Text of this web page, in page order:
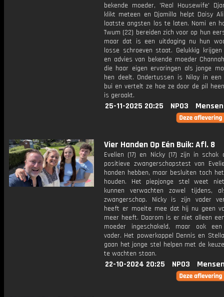
bekende moeder, 'Real Housewife'
klikt meteen en Djamilla helpt Daisy
laatste angsten los te laten. Nomi en
Twum (22) bereiden zich voor op hun
maar dat is een uitdaging nu hun
losse schroeven staat. Gelukkig
en advies van bekende moeder
die haar eigen ervaringen als jonge
hen deelt. Ondertussen is Nilay in een
bui en vertelt ze hoe ze door de pil
is geraakt.
25-11-2025 20:25 NPO3
Vier Handen Op Eén Buik: Afl. 8
Evelien (17) en Nicky (17) zijn in
positieve zwangerschapstest van
handen hebben, maar besluiten toch
houden. Het piepjonge stel weet
kunnen verwachten zowel tijdens,
zwangerschap. Nicky is zijn vader
heeft er moeite mee dat hij nu geen
meer heeft. Daarom is er niet alleen
moeder ingeschakeld, maar ook een
vader. Het powerkoppel Dennis en
gaan het jonge stel helpen met de
te wachten staan.
22-10-2024 20:25 NPO3